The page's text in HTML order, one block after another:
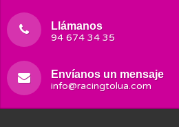
Llámanos
94 674 34 35
Envíanos un mensaje
info@racingtolua.com